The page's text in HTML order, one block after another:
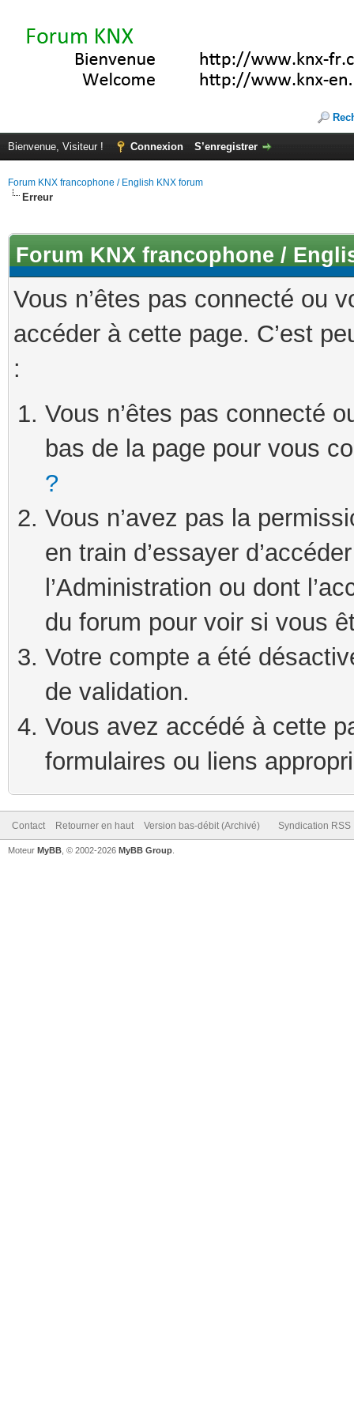
Bienvenue, Visiteur ! Connexion S’enregistrer
Forum KNX francophone / English KNX forum
Erreur
Forum KNX francophone /
Vous n’êtes pas connecté ou
accéder à cette page. C’est
:
Vous n’êtes pas connecté
bas de la page pour vous
?
Vous n’avez pas la
en train d’essayer
l’Administration ou dont
du forum pour voir si vous
Votre compte a été
de validation.
Vous avez accédé à cette
formulaires ou liens
Contact Retourner en haut Version bas-débit (Archivé) Syndication RSS
Moteur MyBB , © 2002-2026 MyBB Group